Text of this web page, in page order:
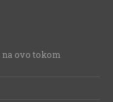
ovo tokom